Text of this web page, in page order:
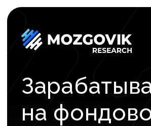
Зарабатывайте
на фондовом
рынке
вместе с профессиональной